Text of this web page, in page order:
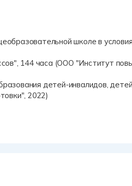
школе в
144 часа (ООО "Институт
детей-инвалидов,
2022)